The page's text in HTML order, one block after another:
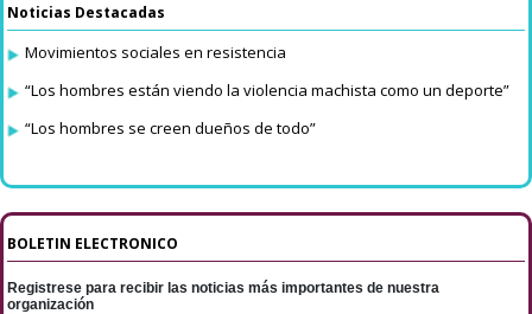
Noticias Destacadas
Movimientos sociales en resistencia
“Los hombres están viendo la violencia machista como un deporte”
“Los hombres se creen dueños de todo”
BOLETIN ELECTRONICO
Registrese para recibir las noticias más importantes de nuestra
organización